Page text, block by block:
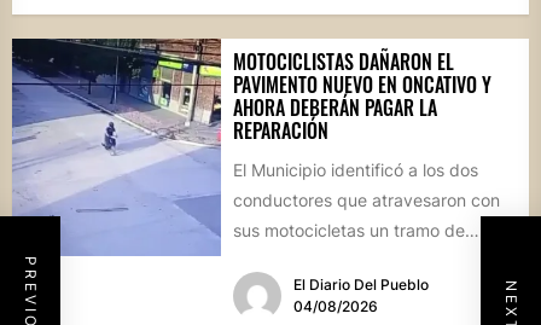
MOTOCICLISTAS DAÑARON EL
PAVIMENTO NUEVO EN ONCATIVO Y
AHORA DEBERÁN PAGAR LA
REPARACIÓN
El Municipio identificó a los dos
conductores que atravesaron con
sus motocicletas un tramo de
calle...
El Diario Del Pueblo
04/08/2026